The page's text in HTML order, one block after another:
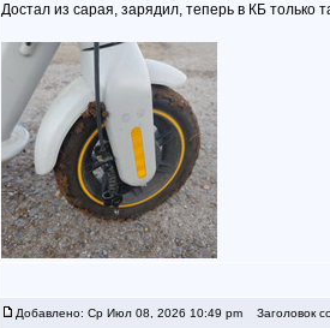
Достал из сарая, зарядил, теперь в КБ только
Добавлено: Ср Июл 08, 2026 10:49 pm Заголовок